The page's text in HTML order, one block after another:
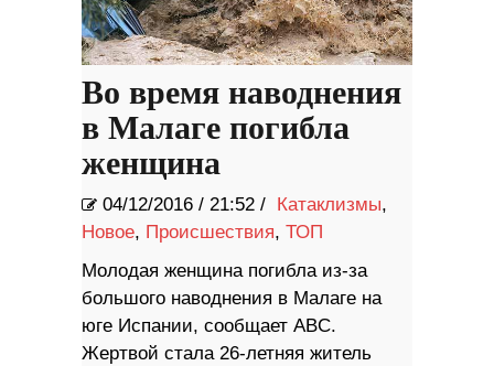
Во время наводнения
в Малаге погибла
женщина
04/12/2016 / 21:52 / Катаклизмы,
Новое, Происшествия, ТОП
Молодая женщина погибла из-за
большого наводнения в Малаге на
юге Испании, сообщает ABC.
Жертвой стала 26-летняя житель